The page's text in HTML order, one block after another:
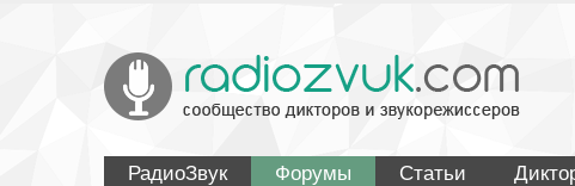
РадиоЗвук Форумы Статьи